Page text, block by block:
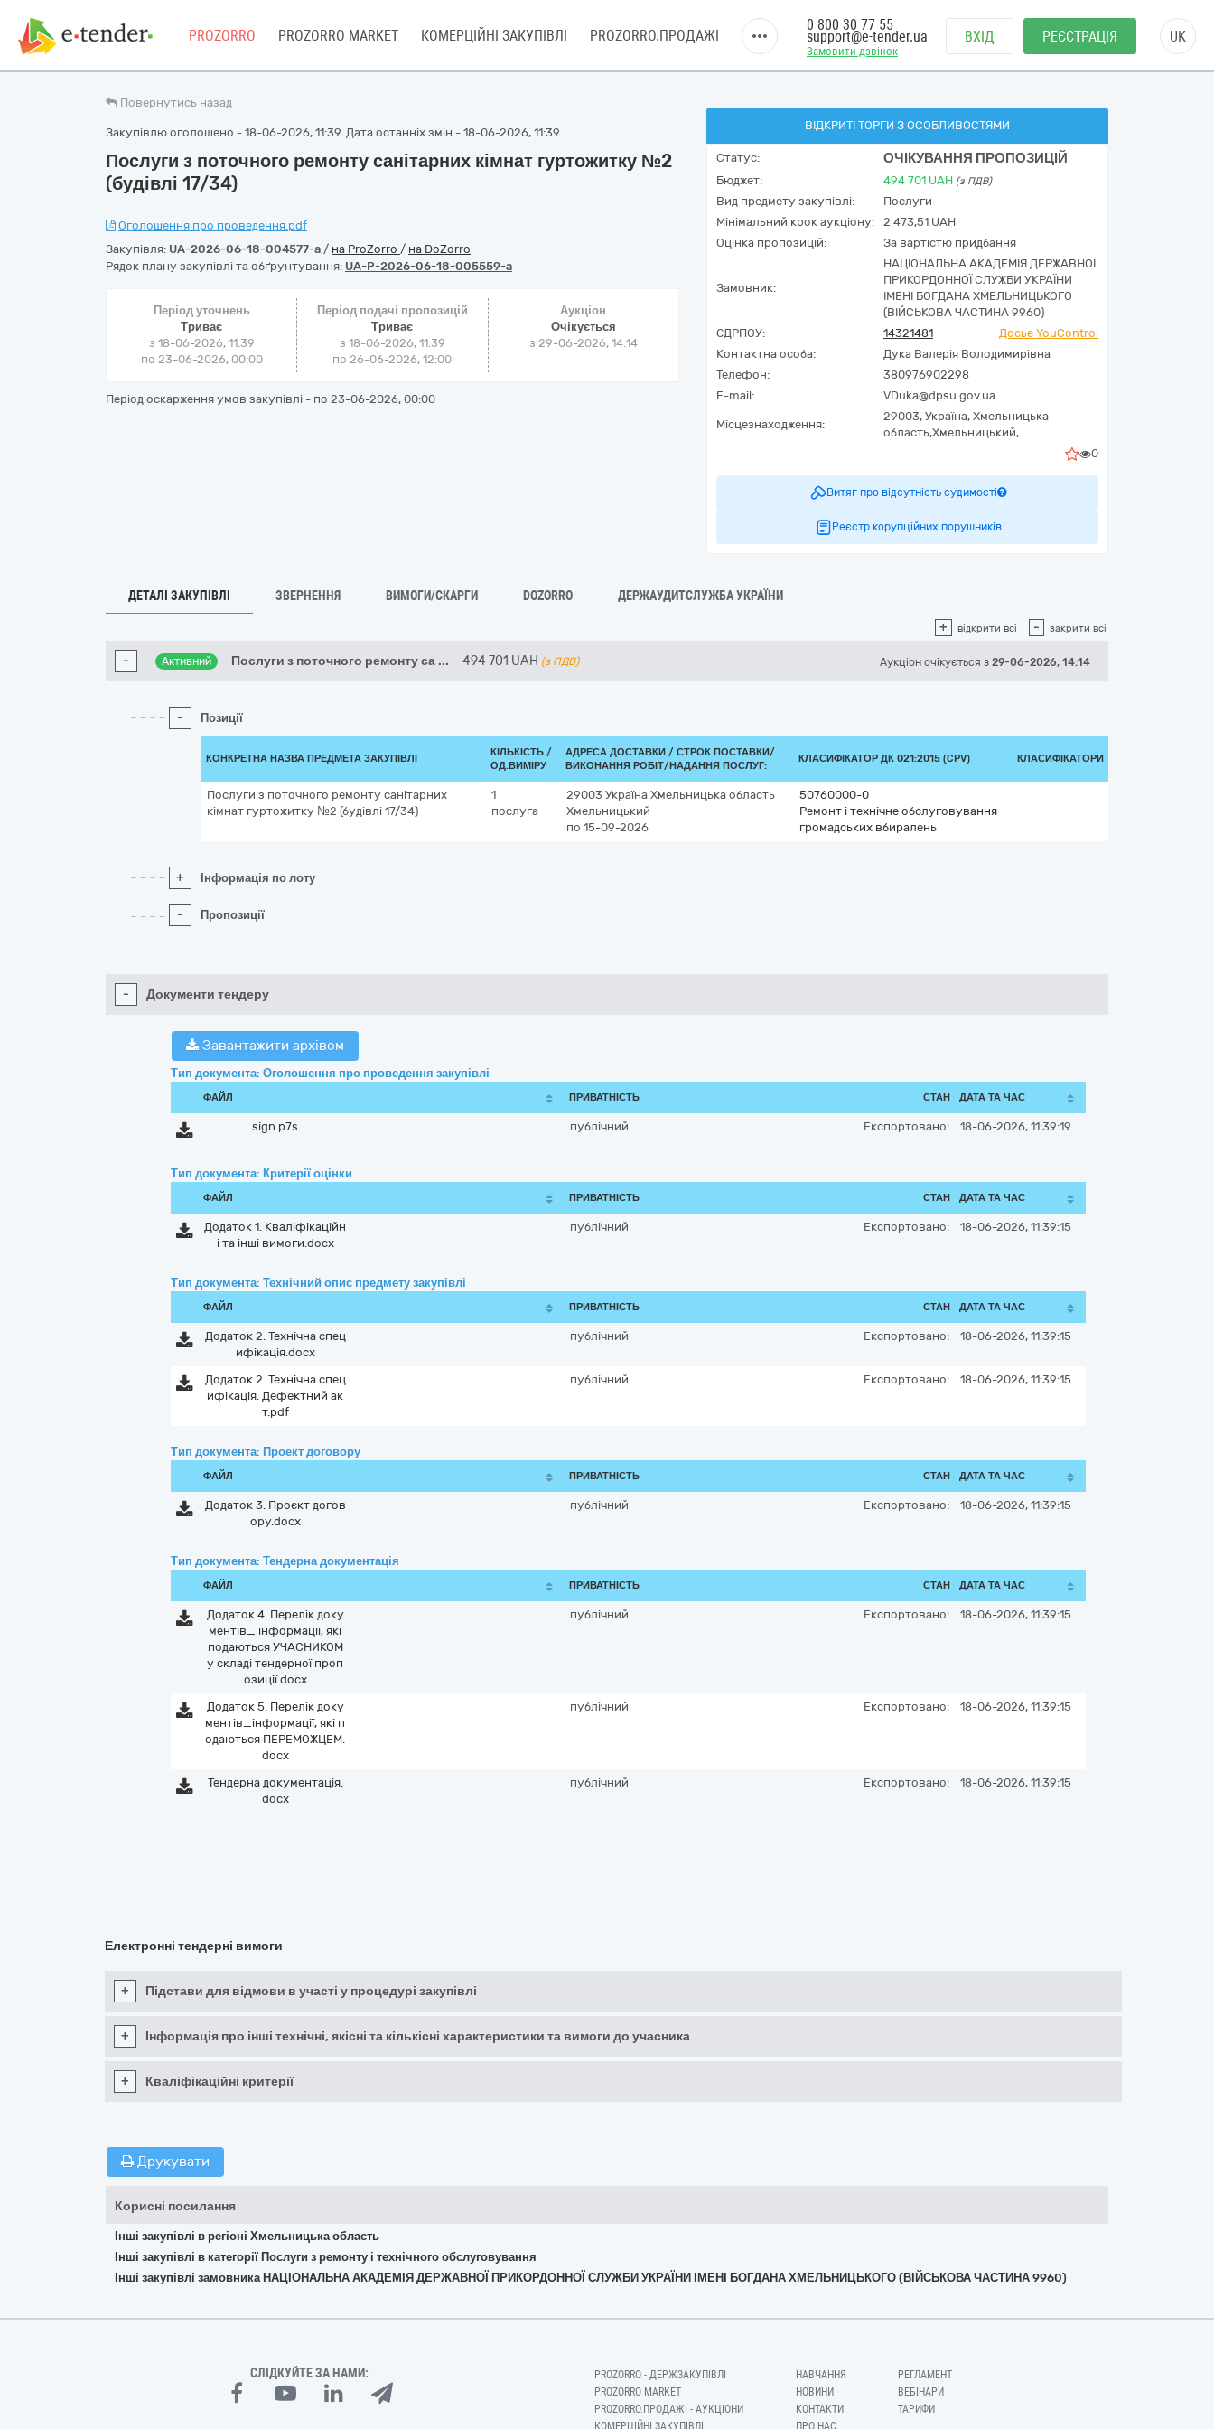
PROZORRO PROZORRO MARKET КОМЕРЦІЙНІ ЗАКУПІВЛІ PROZORRO.ПРОДАЖІ
Замовити дзвінок
0 800 30 77 55
support@e-tender.ua ВХІД РЕЄСТРАЦІЯ UK
Повернутись назад
Закупівлю оголошено - 18-06-2026, 11:39. Дата останніх змін - 18-06-2026, 11:39
Послуги з поточного ремонту санітарних кімнат гуртожитку №2
(будівлі 17/34)
Оголошення про проведення.pdf
Закупівля: UA-2026-06-18-004577-a / на ProZorro / на DoZorro
Рядок плану закупівлі та обґрунтування: UA-P-2026-06-18-005559-a
Період уточнень
Триває
з 18-06-2026, 11:39
по 23-06-2026, 00:00
Період подачі пропозицій
Триває
з 18-06-2026, 11:39
по 26-06-2026, 12:00
Аукціон
Очікується
з 29-06-2026, 14:14
Період оскарження умов закупівлі - по 23-06-2026, 00:00
ВІДКРИТІ ТОРГИ З ОСОБЛИВОСТЯМИ
Статус: ОЧІКУВАННЯ ПРОПОЗИЦІЙ
Бюджет: 494 701 UAH (з ПДВ)
Вид предмету закупівлі:
Послуги
Мінімальний крок аукціону:
2 473,51 UAH
Оцінка пропозицій:
За вартістю придбання
Замовник:
НАЦІОНАЛЬНА АКАДЕМІЯ ДЕРЖАВНОЇ
ПРИКОРДОННОЇ СЛУЖБИ УКРАЇНИ
ІМЕНІ БОГДАНА ХМЕЛЬНИЦЬКОГО
(ВІЙСЬКОВА ЧАСТИНА 9960)
ЄДРПОУ:
14321481
Досьє YouControl
Контактна особа:
Дука Валерія Володимирівна
Телефон:
380976902298
E-mail:
VDuka@dpsu.gov.ua
Місцезнаходження:
29003, Україна, Хмельницька
область,Хмельницький,
0
Витяг про відсутність судимості
Реєстр корупційних порушників
ДЕТАЛІ ЗАКУПІВЛІ ЗВЕРНЕННЯ ВИМОГИ/СКАРГИ DOZORRO ДЕРЖАУДИТСЛУЖБА УКРАЇНИ
+ відкрити всі - закрити всі
- Активний Послуги з поточного ремонту са ... 494 701 UAH (з ПДВ) Аукціон очікується з 29-06-2026, 14:14
- Позиції
КОНКРЕТНА НАЗВА ПРЕДМЕТА ЗАКУПІВЛІ
КІЛЬКІСТЬ /
ОД.ВИМІРУ
АДРЕСА ДОСТАВКИ / СТРОК ПОСТАВКИ/
ВИКОНАННЯ РОБІТ/НАДАННЯ ПОСЛУГ:
КЛАСИФІКАТОР ДК 021:2015 (CPV) КЛАСИФІКАТОРИ
Послуги з поточного ремонту санітарних
кімнат гуртожитку №2 (будівлі 17/34)
1
послуга
29003 Україна Хмельницька область
Хмельницький
по 15-09-2026
50760000-0
Ремонт і технічне обслуговування
громадських вбиралень
+ Інформація по лоту
- Пропозиції
- Документи тендеру
Завантажити архівом
Тип документа: Оголошення про проведення закупівлі
ФАЙЛ ПРИВАТНІСТЬ СТАН ДАТА ТА ЧАС
sign.p7s публічний Експортовано: 18-06-2026, 11:39:19
Тип документа: Критерії оцінки
ФАЙЛ ПРИВАТНІСТЬ СТАН ДАТА ТА ЧАС
Додаток 1. Кваліфікаційн
і та інші вимоги.docx
публічний Експортовано: 18-06-2026, 11:39:15
Тип документа: Технічний опис предмету закупівлі
ФАЙЛ ПРИВАТНІСТЬ СТАН ДАТА ТА ЧАС
Додаток 2. Технічна спец
ифікація.docx
публічний Експортовано: 18-06-2026, 11:39:15
Додаток 2. Технічна спец
ифікація. Дефектний ак
т.pdf
публічний Експортовано: 18-06-2026, 11:39:15
Тип документа: Проект договору
ФАЙЛ ПРИВАТНІСТЬ СТАН ДАТА ТА ЧАС
Додаток 3. Проєкт догов
ору.docx
публічний Експортовано: 18-06-2026, 11:39:15
Тип документа: Тендерна документація
ФАЙЛ ПРИВАТНІСТЬ СТАН ДАТА ТА ЧАС
Додаток 4. Перелік доку
ментів_ інформації, які
подаються УЧАСНИКОМ
у складі тендерної проп
озиції.docx
публічний Експортовано: 18-06-2026, 11:39:15
Додаток 5. Перелік доку
ментів_інформації, які п
одаються ПЕРЕМОЖЦЕМ.
docx
публічний Експортовано: 18-06-2026, 11:39:15
Тендерна документація.
docx
публічний Експортовано: 18-06-2026, 11:39:15
Електронні тендерні вимоги
+ Підстави для відмови в участі у процедурі закупівлі
+ Інформація про інші технічні, якісні та кількісні характеристики та вимоги до учасника
+ Кваліфікаційні критерії
Друкувати
Корисні посилання
Інші закупівлі в регіоні Хмельницька область
Інші закупівлі в категорії Послуги з ремонту і технічного обслуговування
Інші закупівлі замовника НАЦІОНАЛЬНА АКАДЕМІЯ ДЕРЖАВНОЇ ПРИКОРДОННОЇ СЛУЖБИ УКРАЇНИ ІМЕНІ БОГДАНА ХМЕЛЬНИЦЬКОГО (ВІЙСЬКОВА ЧАСТИНА 9960)
СЛІДКУЙТЕ ЗА НАМИ:
PROZORRO - ДЕРЖЗАКУПІВЛІ
PROZORRO MARKET
PROZORRO.ПРОДАЖІ - АУКЦІОНИ
КОМЕРЦІЙНІ ЗАКУПІВЛІ
НАВЧАННЯ
НОВИНИ
КОНТАКТИ
ПРО НАС
РЕГЛАМЕНТ
ВЕБІНАРИ
ТАРИФИ